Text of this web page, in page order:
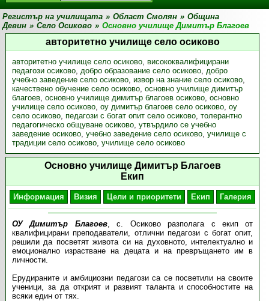
Регистър на училищата » Област Смолян » Община
Девин » Село Осиково » Основно училище Димитър Благоев
авторитетно училище село осиково
авторитетно училище село осиково, висококвалифицирани
педагози осиково, добро образование село осиково, добро
учебно заведение село осиково, извор на знание село осиково,
качествено обучение село осиково, основно училище димитър
благоев, основно училище димитър благоев осиково, основно
училище село осиково, оу димитър благоев село осиково, оу
село осиково, педагози с богат опит село осиково, толерантно
педагогическо общуване осиково, утвърдило се учебно
заведение осиково, учебно заведение село осиково, училище с
традиции село осиково, училище село осиково
Основно училище Димитър Благоев
Екип
Информация Визия Цели и приоритети Екип Галерия
ОУ Димитър Благоев, с. Осиково разполага с екип от
квалифицирани преподаватели, отлични педагози с богат опит,
решили да посветят живота си на духовното, интелектуално и
емоционално израстване на децата и на превръщането им в
личности.
Ерудираните и амбициозни педагози са се посветили на своите
ученици, за да открият и развият таланта и способностите на
всяки един от тях.